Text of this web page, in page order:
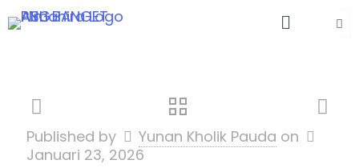
Published by Yunan Kholik Pauda on
Januari 23, 2026